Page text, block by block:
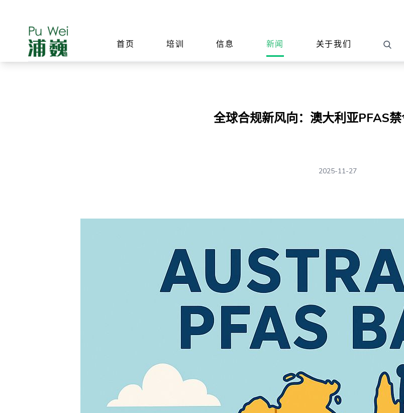
首页 培训 信息 新闻 关于我们
全球合规新风向：澳大利亚PFAS
2025-11-27